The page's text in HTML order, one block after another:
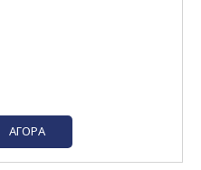
ΑΓΟΡΆ